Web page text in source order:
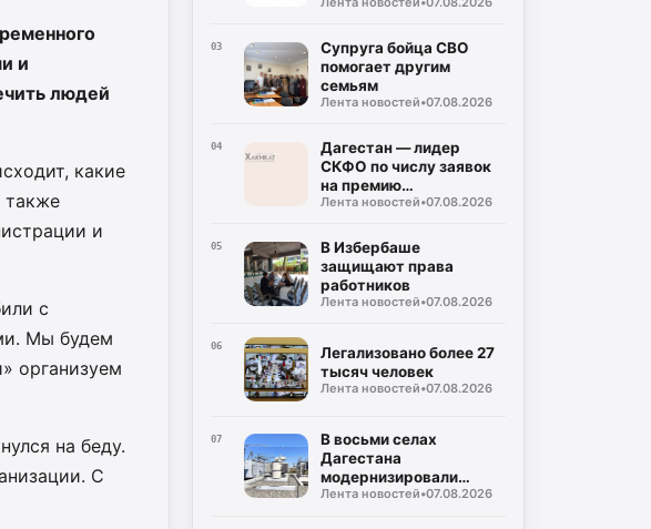
и
людей
какие
также
и
с
Мы будем
организуем
на беду.
С
национальных языков
03
Супруга бойца СВО
помогает другим
семьям
Лента новостей•07.08.2026
04
Дагестан — лидер
СКФО по числу заявок
на премию
«Знание.Премия —
Лента новостей•07.08.2026
05
В Избербаше
защищают права
работников
Лента новостей•07.08.2026
06
Легализовано более 27
тысяч человек
Лента новостей•07.08.2026
07
В восьми селах
Дагестана
модернизировали
подстанцию
Лента новостей•07.08.2026